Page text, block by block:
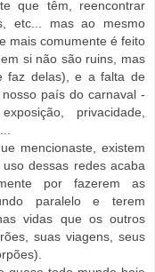
que têm, reencontrar
etc... mas ao mesmo
mais comumente é feito
si não são ruins, mas
faz delas), e a falta de
país do carnaval -
privacidade,
mencionaste, existem
dessas redes acaba
por fazerem as
paralelo e terem
vidas que os outros
suas viagens, seus